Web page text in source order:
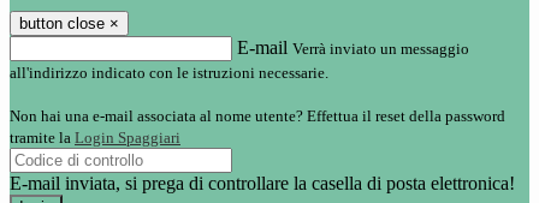
button close ×
E-mail Verrà inviato un messaggio
all'indirizzo indicato con le istruzioni necessarie.
Non hai una e-mail associata al nome utente? Effettua il reset della password
tramite la Login Spaggiari
E-mail inviata, si prega di controllare la casella di posta elettronica!